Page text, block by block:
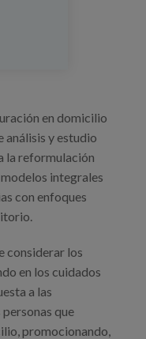
en domicilio
análisis y estudio
la reformulación
integrales
con enfoques
considerar los
en los cuidados
a las
que
promocionando,